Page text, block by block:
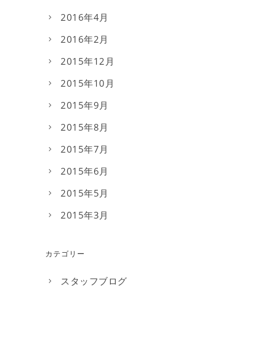
2016年4月
2016年2月
2015年12月
2015年10月
2015年9月
2015年8月
2015年7月
2015年6月
2015年5月
2015年3月
カテゴリー
スタッフブログ